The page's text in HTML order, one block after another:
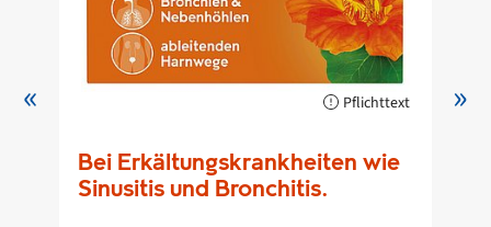
Pflichttext
Bei Erkältungskrankheiten wie
Sinusitis und Bronchitis.
»
«